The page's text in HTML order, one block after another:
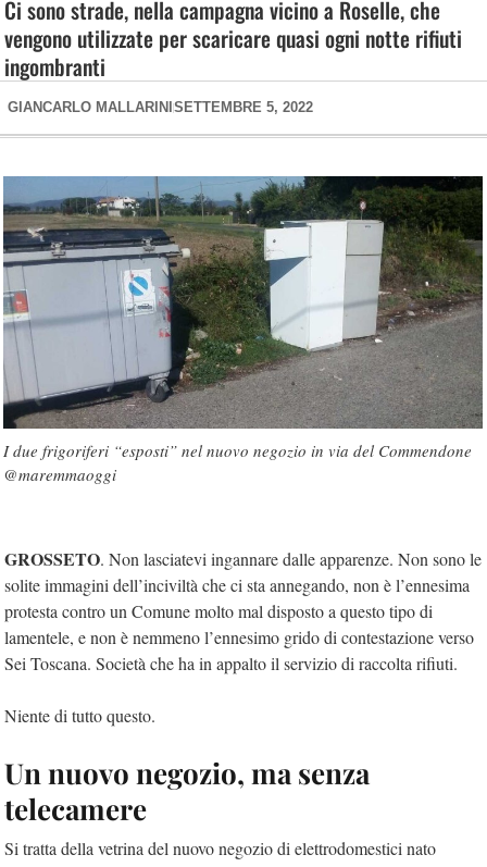
Ci sono strade, nella campagna vicino a Roselle, che
vengono utilizzate per scaricare quasi ogni notte rifiuti
ingombranti
GIANCARLO MALLARINI SETTEMBRE 5, 2022
I due frigoriferi “esposti” nel nuovo negozio in via del Commendone
@maremmaoggi
GROSSETO. Non lasciatevi ingannare dalle apparenze. Non sono le
solite immagini dell’inciviltà che ci sta annegando, non è l’ennesima
protesta contro un Comune molto mal disposto a questo tipo di
lamentele, e non è nemmeno l’ennesimo grido di contestazione verso
Sei Toscana. Società che ha in appalto il servizio di raccolta rifiuti.
Niente di tutto questo.
Un nuovo negozio, ma senza
telecamere
Si tratta della vetrina del nuovo negozio di elettrodomestici nato